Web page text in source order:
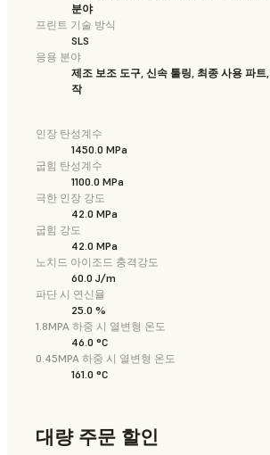
분야
프린트 기술 방식
SLS
응용 분야
제조 보조 도구, 신속 툴링, 최종 사용 파
작
인장 탄성계수
1450.0 MPa
굽힘 탄성계수
1100.0 MPa
극한 인장 강도
42.0 MPa
굽힘 강도
42.0 MPa
노치드 아이조드 충격강도
60.0 J/m
파단 시 연신율
25.0 %
1.8MPA 하중 시 열변형 온도
46.0 °C
0.45MPA 하중 시 열변형 온도
161.0 °C
대량 주문 할인